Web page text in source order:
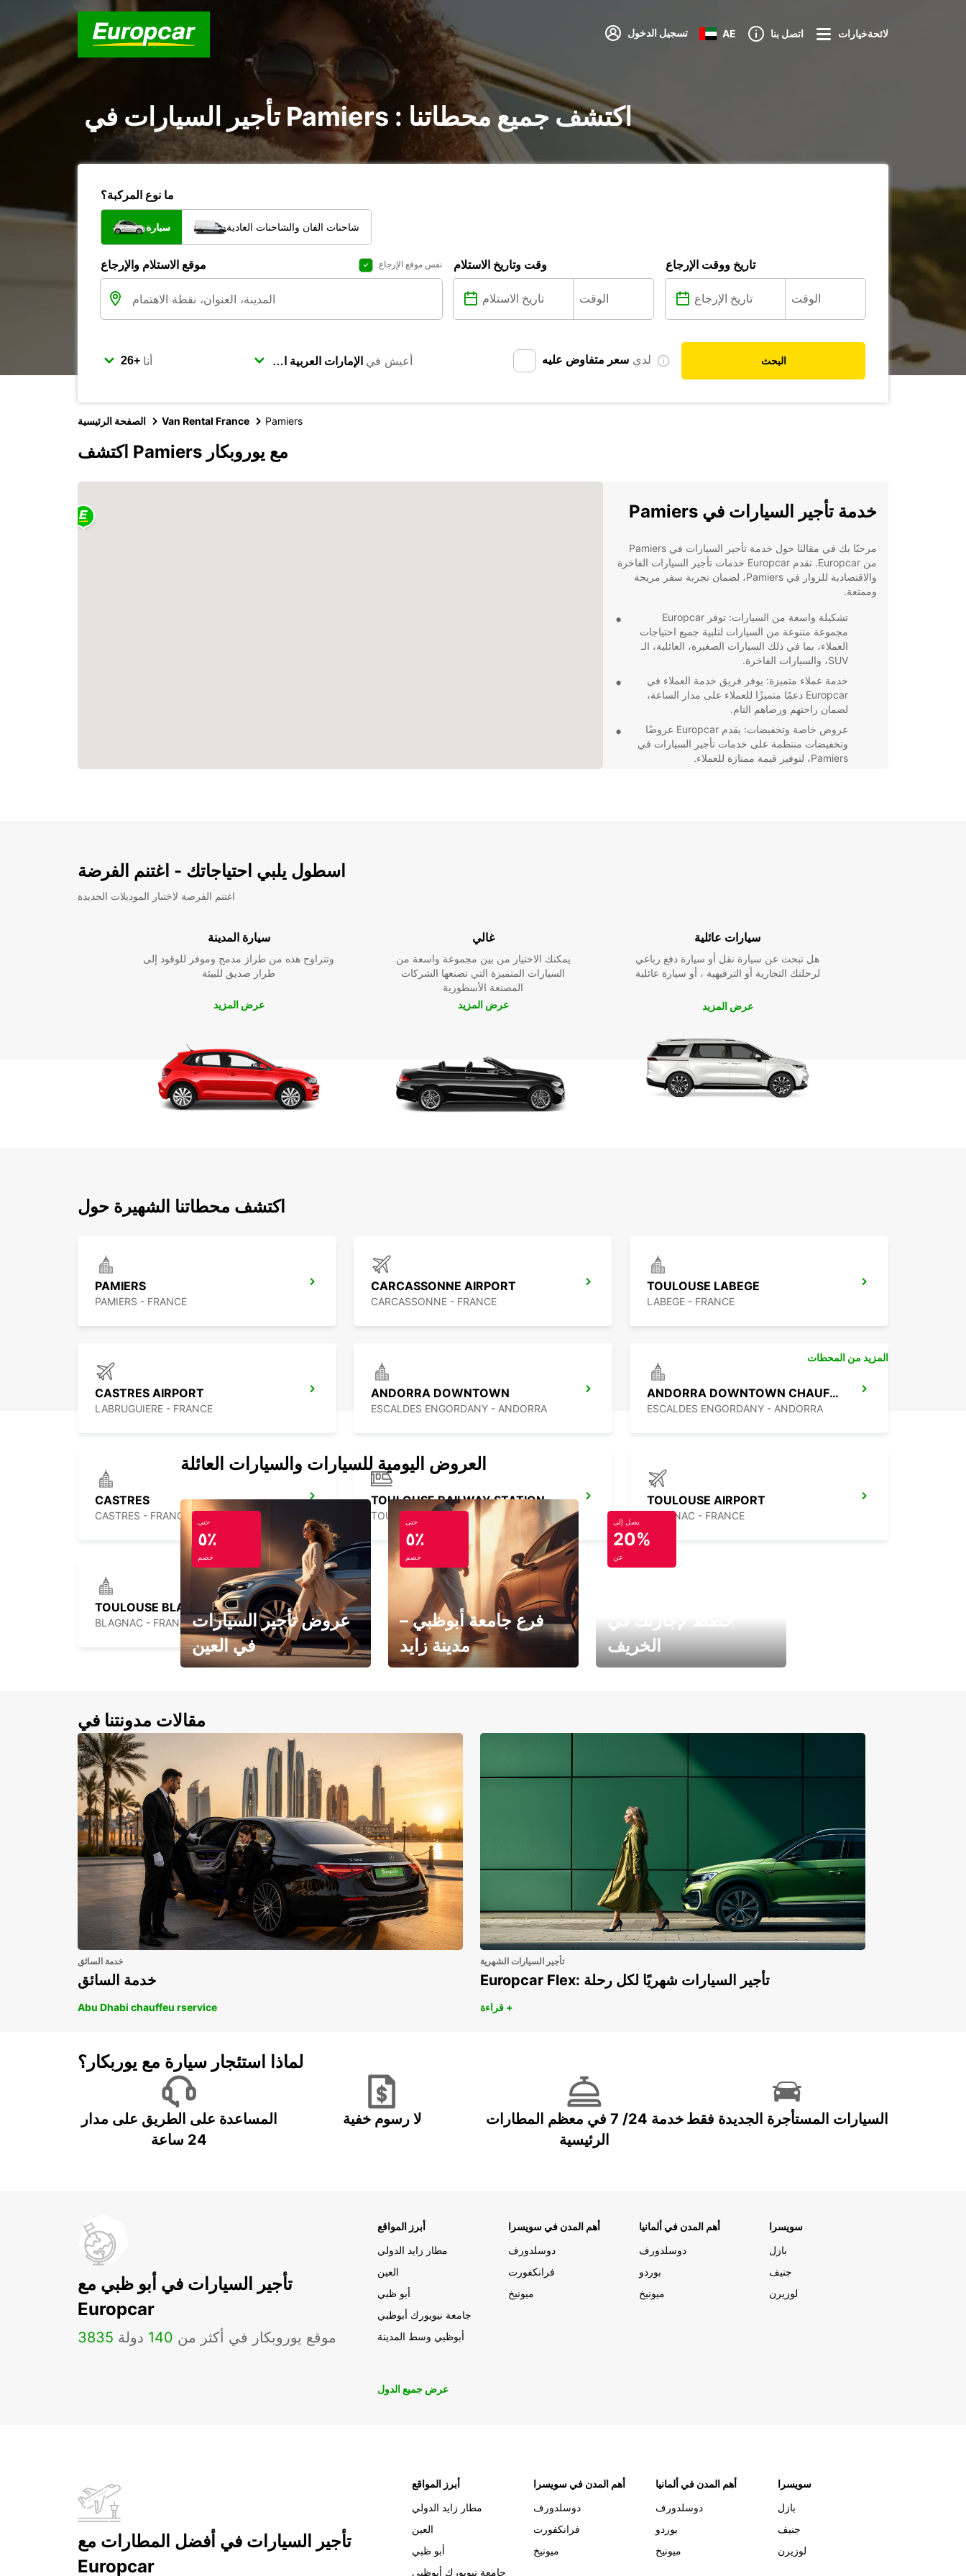
تسجيل الدخول AE اتصل بنا لائحةخيارات
تأجير السيارات في Pamiers : اكتشف جميع محطاتنا
ما نوع المركبة؟
سيارة شاحنات الفان والشاحنات العادية
موقع الاستلام والإرجاع نفس موقع الإرجاع وقت وتاريخ الاستلام تاريخ ووقت الإرجاع
أنا أعيش في لدي سعر متفاوض عليه البحث
الصفحة الرئيسية Van Rental France Pamiers
اكتشف Pamiers مع يوروبكار
خدمة تأجير السيارات في Pamiers
مرحبًا بك في مقالنا حول خدمة تأجير السيارات في Pamiers
من Europcar. تقدم Europcar خدمات تأجير السيارات الفاخرة
والاقتصادية للزوار في Pamiers، لضمان تجربة سفر مريحة
وممتعة.
تشكيلة واسعة من السيارات: توفر Europcar
مجموعة متنوعة من السيارات لتلبية جميع احتياجات
العملاء، بما في ذلك السيارات الصغيرة، العائلية، الـ
SUV، والسيارات الفاخرة.
خدمة عملاء متميزة: يوفر فريق خدمة العملاء في
Europcar دعمًا متميزًا للعملاء على مدار الساعة،
لضمان راحتهم ورضاهم التام.
عروض خاصة وتخفيضات: يقدم Europcar عروضًا
وتخفيضات منتظمة على خدمات تأجير السيارات في
Pamiers، لتوفير قيمة ممتازة للعملاء.
اسطول يلبي احتياجاتك - اغتنم الفرضة
اغتنم الفرصة لاختبار الموديلات الجديدة
سيارة المدينة
وتتراوح هذه من طراز مدمج وموفر للوقود إلى
طراز صديق للبيئة
عرض المزيد
غالي
يمكنك الاختيار من بين مجموعة واسعة من
السيارات المتميزة التي تصنعها الشركات
المصنعة الأسطورية
عرض المزيد
سيارات عائلية
هل تبحث عن سيارة نقل أو سيارة دفع رباعي
لرحلتك التجارية أو الترفيهية ، أو سيارة عائلية
عرض المزيد
اكتشف محطاتنا الشهيرة حول
PAMIERS
PAMIERS - FRANCE
CARCASSONNE AIRPORT
CARCASSONNE - FRANCE
TOULOUSE LABEGE
LABEGE - FRANCE
CASTRES AIRPORT
LABRUGUIERE - FRANCE
ANDORRA DOWNTOWN
ESCALDES ENGORDANY - ANDORRA
ANDORRA DOWNTOWN CHAUFFEUR
ESCALDES ENGORDANY - ANDORRA
CASTRES
CASTRES - FRANCE
TOULOUSE RAILWAY STATION
TOULOUSE - FRANCE
TOULOUSE AIRPORT
BLAGNAC - FRANCE
TOULOUSE BLAGNAC VANS
BLAGNAC - FRANCE
المزيد من المحطات
العروض اليومية للسيارات والسيارات العائلة
حتى
٥٪
خصم
عروض تأجير السيارات
في العين
حتى
٥٪
خصم
فرع جامعة أبوظبي –
مدينة زايد
يصل إلى
20%
عن
الخريف
مقالات مدونتنا في
خدمة السائق
خدمة السائق
Abu Dhabi chauffeu rservice
تأجير السيارات الشهرية
Europcar Flex: تأجير السيارات شهريًا لكل رحلة
قراءة +
لماذا استئجار سيارة مع يوربكار؟
المساعدة على الطريق على مدار
24 ساعة
لا رسوم خفية
خدمة 24/ 7 في معظم المطارات
الرئيسية
السيارات المستأجرة الجديدة فقط
تأجير السيارات في أبو ظبي مع
Europcar
3835 موقع يوروبكار في أكثر من 140 دولة
أبرز المواقع
مطار زايد الدولي
العين
أبو ظبي
جامعة نيويورك أبوظبي
أبوظبي وسط المدينة
أهم المدن في سويسرا
دوسلدورف
فرانكفورت
ميونيخ
أهم المدن في ألمانيا
دوسلدورف
بوردو
ميونيخ
سويسرا
بازل
جنيف
لوزيرن
عرض جميع الدول
تأجير السيارات في أفضل المطارات مع
Europcar
أبرز المواقع
مطار زايد الدولي
العين
أبو ظبي
جامعة نيويورك أبوظبي
أهم المدن في سويسرا
دوسلدورف
فرانكفورت
ميونيخ
أهم المدن في ألمانيا
دوسلدورف
بوردو
ميونيخ
سويسرا
بازل
جنيف
لوزيرن